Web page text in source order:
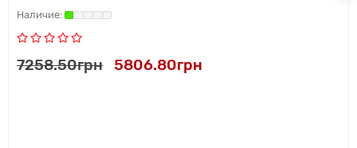
7258.50грн 5806.80грн